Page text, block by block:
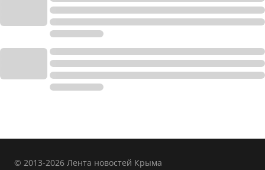
© 2013-2026 Лента новостей Крыма